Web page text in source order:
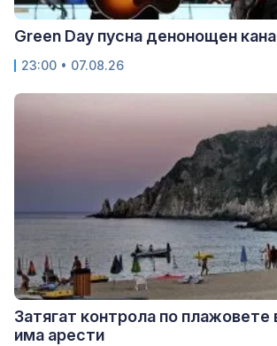
Green Day пусна денонощен
23:00 • 07.08.26
Затягат контрола по плажовете
има арести